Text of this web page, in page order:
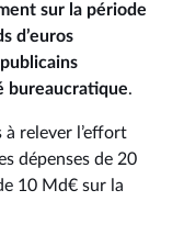
sur la période
d’euros
bureaucratique.
relever l’effort
dépenses de 20
10 Md€ sur la